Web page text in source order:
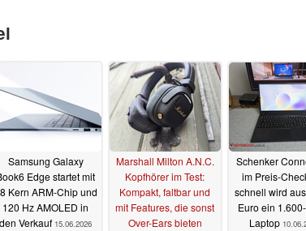
Samsung Galaxy
Edge startet mit
Kern ARM-Chip und
120 Hz AMOLED in
den Verkauf 15.06.2026
Marshall Milton A.N.C.
Kopfhörer im Test:
Kompakt, faltbar und
mit Features, die sonst
Over-Ears bieten
Schenker
im Preis-
schnell wird
Euro ein
Laptop